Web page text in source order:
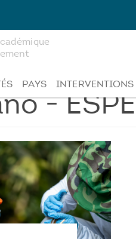
PAYS INTERVENTIONS
- ESPE